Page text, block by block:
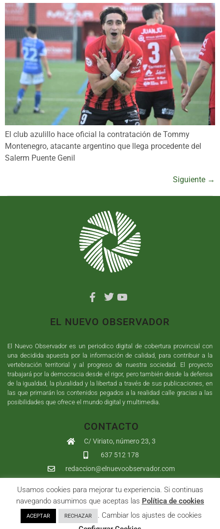
El club azulillo hace oficial la contratación de Tommy
Montenegro, atacante argentino que llega procedente del
Salerm Puente Genil
Siguiente →
EL NUEVO OBSERVADOR
El Nuevo Observador es un periodico digital de cobertura provincial con
una decidida apuesta por la información de calidad, para contribuir a la
vertebración territorial y al progreso de nuestra sociedad. El proyecto
trabajará por la democracia desde el rigor, pero también desde la defensa
de la igualdad, la pluralidad y la libertad a través de sus publicaciones, en
las que primarán los contenidos pegados a la realidad calle gracias a las
posibilidades que ofrece el mundo digital y multimedia.
CONTACTO
C/ Viriato, número 23, 3
637 512 178
redaccion@elnuevoobservador.com
Copyright ©2026 El Nuevo Observador | Sumurdigital Diseño web
yDesarrollo| All Rights Reserved |
Privacidad|Política de cookies|User
Usamos cookies para mejorar tu experiencia. Si continuas
navegando asumimos que aceptas las Política de cookies
ACEPTAR RECHAZAR
. Cambiar los ajustes de cookies